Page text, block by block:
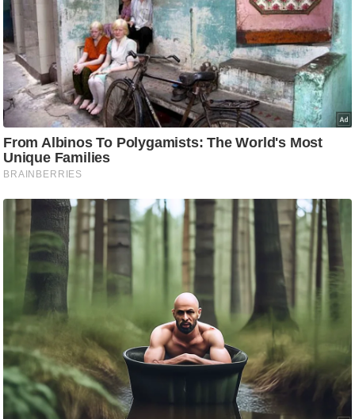
k
n
g
N
e
w
s
ला
इ
फ
स्टा
ल
टे
क्नॉ
लॉ
जी
ब्यू
टी